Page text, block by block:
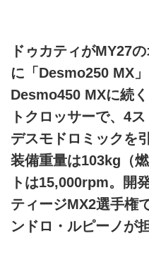
ドゥカティがMY27
に「Desmo250 MX」
Desmo450 MXに続
トクロッサーで、4
デスモドロミックを
装備重量は103kg（
トは15,000rpm。開
ティージMX2選手権
ンドロ・ルピーノが